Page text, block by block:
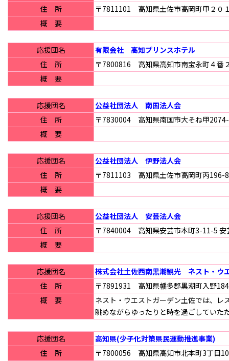
住 所
〒7811101 高知県土佐市高岡町甲２０
概 要
応援団名
有限会社 高知プリンスホテル
住 所
〒7800816 高知県高知市南宝永町４番
概 要
応援団名
公益社団法人 南国法人会
住 所
〒7830004 高知県南国市大そね甲
概 要
応援団名
公益社団法人 伊野法人会
住 所
〒7811103 高知県土佐市高岡町丙196-8
概 要
応援団名
公益社団法人 安芸法人会
住 所
〒7840004 高知県安芸市本町3-11-5 安
概 要
応援団名
株式会社土佐西南黒潮観光 ネスト・ウ
住 所
〒7891931 高知県幡多郡黒潮町入野184
概 要
ネスト・ウエストガーデン土佐では、レ
眺めながらゆったりと時を過ごしていた
応援団名
高知県(少子化対策県民運動推進事業)
住 所
〒7800056 高知県高知市北本町3丁目